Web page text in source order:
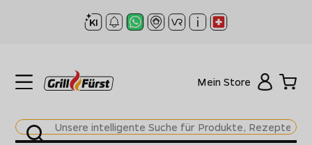
Mein Store